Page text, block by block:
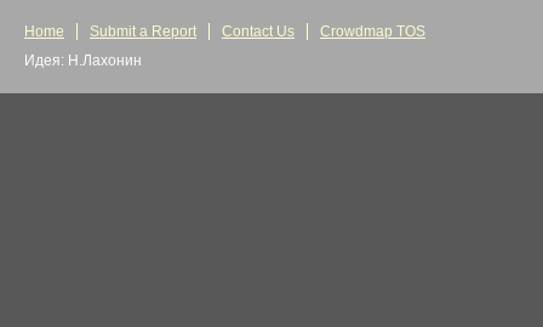
Home Submit a Report Contact Us
Crowdmap TOS
Идея: Н.Лахонин